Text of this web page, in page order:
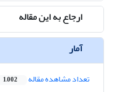
ارجاع به این مقاله
آمار
تعداد مشاهده مقاله 1,002